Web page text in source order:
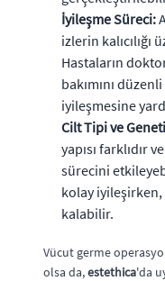
İyileşme Süreci:
izlerin
Hastaların
bakımını
iyileşmesine
Cilt Tipi ve
yapısı farklıdır
sürecini
kolay iyileşirken,
kalabilir.
Vücut germe
olsa da,estethica'da